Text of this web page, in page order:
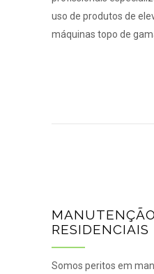
uso de produtos de
máquinas topo de
RESIDENCIAIS
Somos peritos em